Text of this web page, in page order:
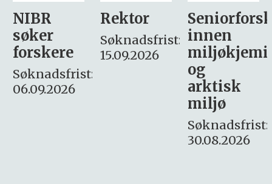
Rektor
Søknadsfrist:
15.09.2026
Seniorforsker
innen
miljøkjemi
søker
– fast
Søknadsfrist:
16. august.